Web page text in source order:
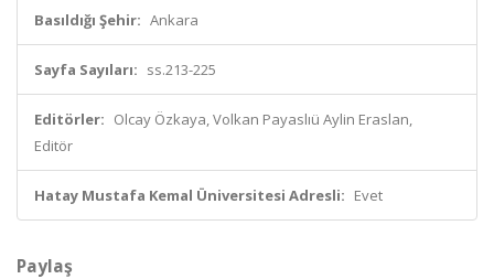
Basıldığı Şehir: Ankara
Sayfa Sayıları: ss.213-225
Editörler: Olcay Özkaya, Volkan Payaslıü Aylin Eraslan,
Editör
Hatay Mustafa Kemal Üniversitesi Adresli: Evet
Paylaş